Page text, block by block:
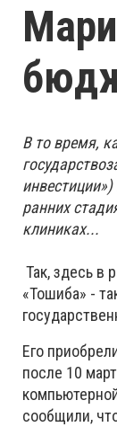
В то время,
ранних
клиниках...
Так, здесь в
«Тошиба» -
Его
после 10
сообщили,